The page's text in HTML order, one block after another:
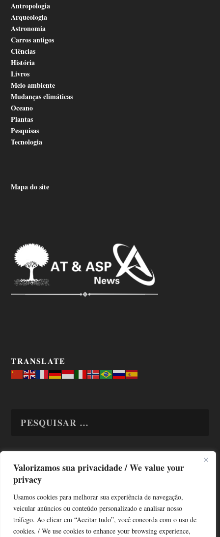
Valorizamos sua privacidade / We value your
privacy
Usamos cookies para melhorar sua experiência de navegação,
veicular anúncios ou conteúdo personalizado e analisar nosso
tráfego. Ao clicar em “Aceitar tudo”, você concorda com o uso de
cookies. / We use cookies to enhance your browsing experience,
Antropologia
Arqueologia
Astronomia
Carros antigos
Ciências
História
Livros
Meio ambiente
Mudanças climáticas
Oceano
Plantas
Pesquisas
Tecnologia
Mapa do site
TRANSLATE
TODAS OS ASSUNTOS